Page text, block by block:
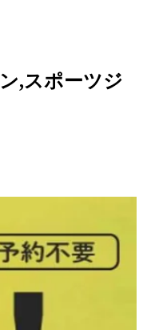
,スポーツジ